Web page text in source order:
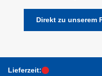
Direkt zu unserem
Lieferzeit: